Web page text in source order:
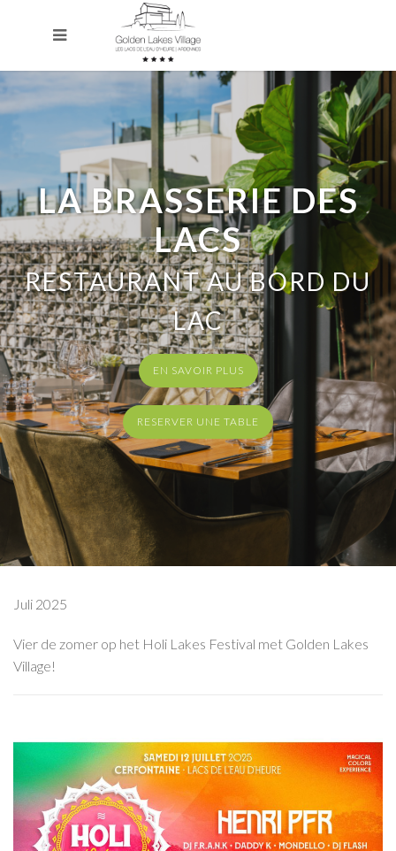
LA BRASSERIE DES
LACS
RESTAURANT AU BORD DU
LAC
EN SAVOIR PLUS
RESERVER UNE TABLE
Juli 2025
Vier de zomer op het Holi Lakes Festival met Golden Lakes
Village!